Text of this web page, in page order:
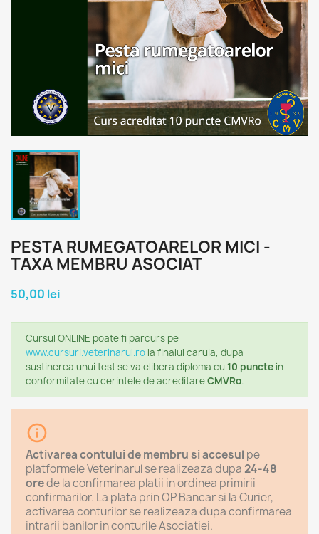
PESTA RUMEGATOARELOR MICI -
TAXA MEMBRU ASOCIAT
50,00 lei
Cursul ONLINE poate fi parcurs pe
www.cursuri.veterinarul.ro la finalul caruia, dupa
sustinerea unui test se va elibera diploma cu 10 puncte in
conformitate cu cerintele de acreditareCMVRo.
info_outline
Activarea contului de membru si accesul pe
platformele Veterinarul se realizeaza dupa 24-48
orede la confirmarea platii in ordinea primirii
confirmarilor. La plata prin OP Bancar si la Curier,
activarea conturilor se realizeaza dupa confirmarea
intrarii banilor in conturile Asociatiei.